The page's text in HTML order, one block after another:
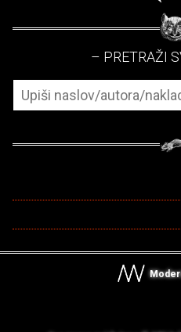
– PRETRAŽI